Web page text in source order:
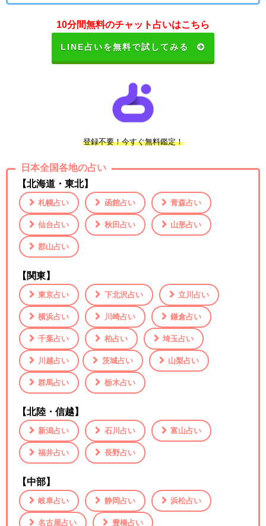
10分間無料のチャット占いはこちら
LINE占いを無料で試してみる
登録不要！今すぐ無料鑑定！
日本全国各地の占い
【北海道・東北】
札幌占い 函館占い 青森占い
仙台占い 秋田占い 山形占い
郡山占い
【関東】
東京占い 下北沢占い 立川占い
横浜占い 川崎占い 鎌倉占い
千葉占い 柏占い 埼玉占い
川越占い 茨城占い 山梨占い
群馬占い 栃木占い
【北陸・信越】
新潟占い 石川占い 富山占い
福井占い 長野占い
【中部】
岐阜占い 静岡占い 浜松占い
名古屋占い 豊橋占い